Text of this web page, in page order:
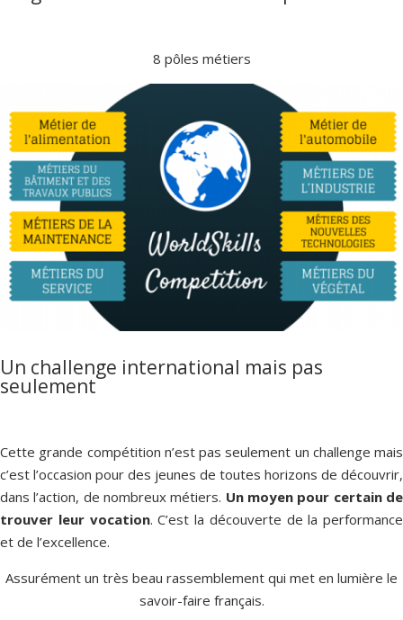
8 pôles métiers
Un challenge international mais pas
seulement
Cette grande compétition n’est pas seulement un challenge mais
c’est l’occasion pour des jeunes de toutes horizons de découvrir,
dans l’action, de nombreux métiers. Un moyen pour certain de
trouver leur vocation. C’est la découverte de la performance
et de l’excellence.
Assurément un très beau rassemblement qui met en lumière le
savoir-faire français.